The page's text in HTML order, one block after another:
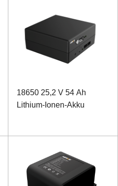
18650 25,2 V 54 Ah
Lithium-Ionen-Akku